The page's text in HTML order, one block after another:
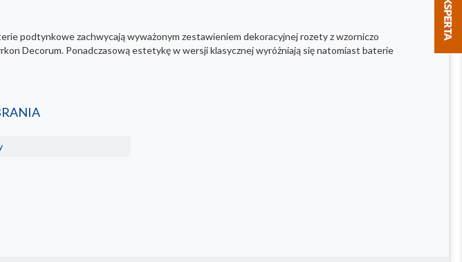
podtynkowe zachwycają wyważonym zestawieniem dekoracyjnej rozety z wzorniczo
Decorum. Ponadczasową estetykę w wersji klasycznej wyróżniają się natomiast baterie